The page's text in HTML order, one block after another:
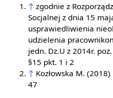
↑ zgodnie z
Socjalnej z dnia 15
usprawiedliwienia
udzielenia
jedn. Dz.U z 2014r.
§15 pkt. 1 i 2
↑ Kozłowska M. (2018)
47